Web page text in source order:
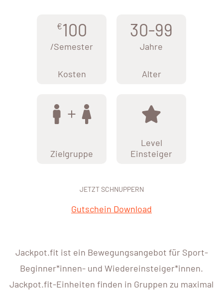
€100
/Semester
Kosten
30-99
Jahre
Alter
Zielgruppe
Level
Einsteiger
JETZT SCHNUPPERN
Gutschein Download
Jackpot.fit ist ein Bewegungsangebot für Sport-
Beginner*innen- und Wiedereinsteiger*innen.
Jackpot.fit-Einheiten finden in Gruppen zu maximal